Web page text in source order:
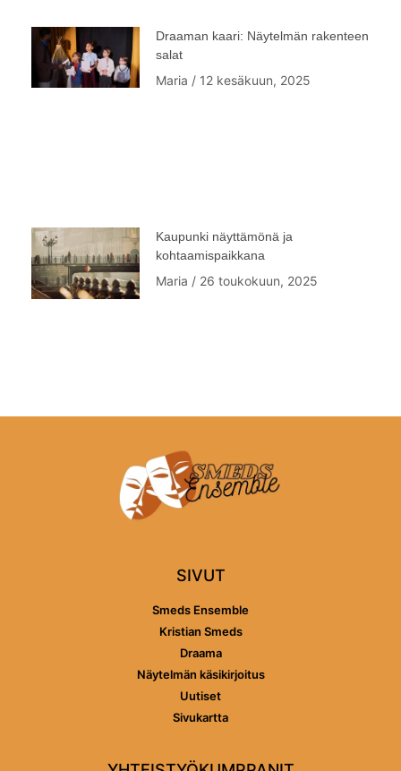
Draaman kaari: Näytelmän rakenteen
salat
Maria 12 kesäkuun, 2025
Kaupunki näyttämönä ja
kohtaamispaikkana
Maria 26 toukokuun, 2025
SIVUT
Smeds Ensemble
Kristian Smeds
Draama
Näytelmän käsikirjoitus
Uutiset
Sivukartta